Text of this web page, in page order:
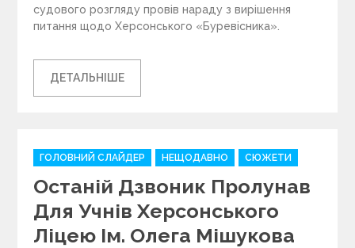
судового розгляду провів нараду з вирішення
питання щодо Херсонського «Буревісника».
ДЕТАЛЬНІШЕ
C
a
t
e
g
o
ГОЛОВНИЙ СЛАЙДЕР НЕЩОДАВНО СЮЖЕТИ
Останій Дзвоник Пролунав
Для Учнів Херсонського
Ліцею Ім. Олега Мішукова